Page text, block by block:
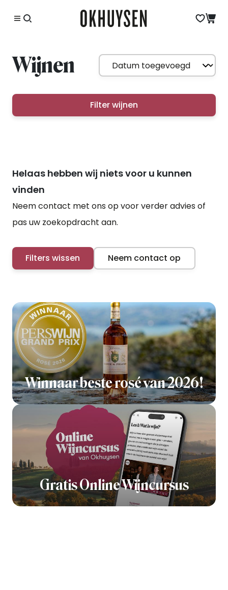
Wijnen
Filter wijnen
Helaas hebben wij niets voor u kunnen
vinden
Neem contact met ons op voor verder advies of
pas uw zoekopdracht aan.
Filters wissen Neem contact op
Winnaar beste rosé van 2026!
Gratis Online Wijncursus